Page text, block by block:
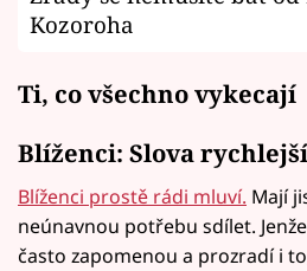
Kozoroha
Ti, co všechno vykecají
Blíženci: Slova
Blíženci prostě rádi mluví. Mají
neúnavnou potřebu sdílet.
často zapomenou a prozradí i